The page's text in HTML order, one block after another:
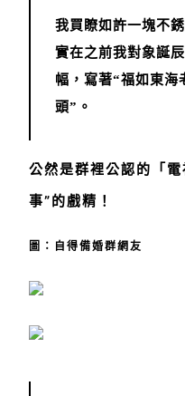
我買瞭如許一塊不
實在之前我對象誕
幅，寫著“福如東海
頭”。
公然是群裡公認的「
事”的戲精！
圖：自得備婚群網友